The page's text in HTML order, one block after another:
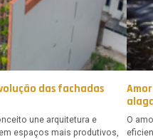
das fachadas
une arquitetura e
espaços mais produtivos,
O